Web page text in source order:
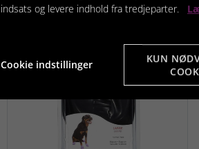
indsats og levere indhold fra tredjeparter.
Cookie indstillinger
KUN